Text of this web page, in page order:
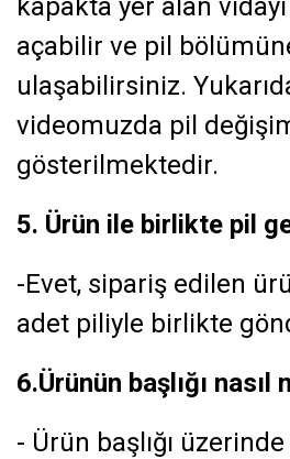
kapakta yer alan
açabilir ve pil
ulaşabilirsiniz.
videomuzda pil
gösterilmektedir.
5. Ürün ile birlikte pil
-Evet, sipariş edilen
adet piliyle birlikte
6.Ürünün başlığı
- Ürün başlığı